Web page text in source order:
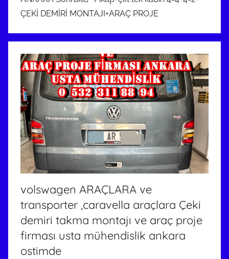
volswagen ARAÇLARA ve
transporter ,caravella araçlara Çeki
demiri takma montajı ve araç proje
firması usta mühendislik ankara
ostimde